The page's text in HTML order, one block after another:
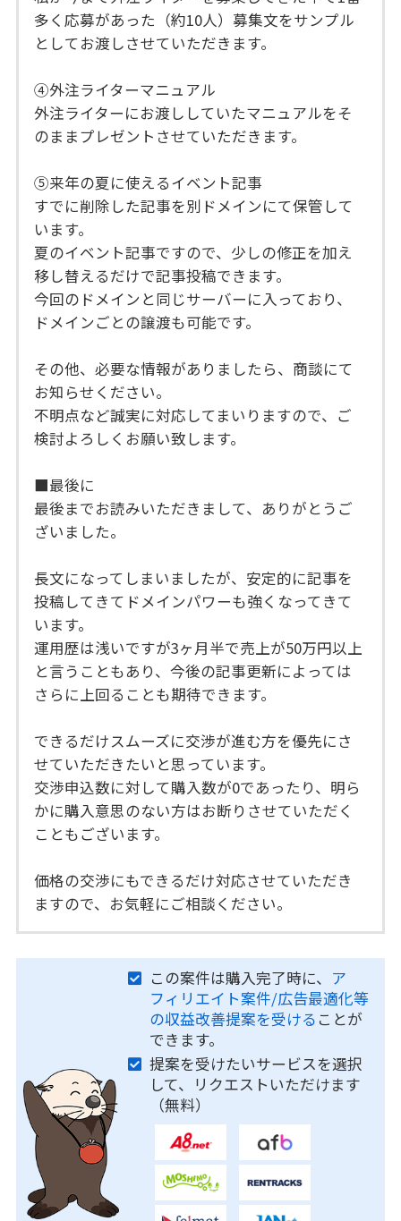
多く応募があった（約10人）募集文をサンプル
としてお渡しさせていただきます。
④外注ライターマニュアル
外注ライターにお渡ししていたマニュアルをそ
のままプレゼントさせていただきます。
⑤来年の夏に使えるイベント記事
すでに削除した記事を別ドメインにて保管して
います。
夏のイベント記事ですので、少しの修正を加え
移し替えるだけで記事投稿できます。
今回のドメインと同じサーバーに入っており、
ドメインごとの譲渡も可能です。
その他、必要な情報がありましたら、商談にて
お知らせください。
不明点など誠実に対応してまいりますので、ご
検討よろしくお願い致します。
■最後に
最後までお読みいただきまして、ありがとうご
ざいました。
長文になってしまいましたが、安定的に記事を
投稿してきてドメインパワーも強くなってきて
います。
運用歴は浅いですが3ヶ月半で売上が50万円以上
と言うこともあり、今後の記事更新によっては
さらに上回ることも期待できます。
できるだけスムーズに交渉が進む方を優先にさ
せていただきたいと思っています。
交渉申込数に対して購入数が0であったり、明ら
かに購入意思のない方はお断りさせていただく
こともございます。
価格の交渉にもできるだけ対応させていただき
ますので、お気軽にご相談ください。
この案件は購入完了時に、 ア
フィリエイト案件/広告最適化等
の収益改善提案を受ける ことが
できます。
提案を受けたいサービスを選択
して、リクエストいただけます
（無料）